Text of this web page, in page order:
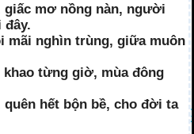
giấc mơ nồng nàn, người
đây.
mãi nghìn trùng, giữa muôn
từng giờ, mùa đông
hết bộn bề, cho đời ta